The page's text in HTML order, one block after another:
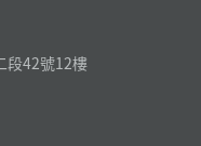
段42號12樓